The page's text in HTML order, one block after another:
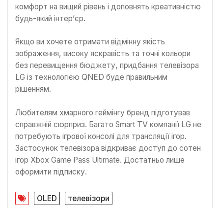
комфорт на вищий рівень і доповнять креативністю
будь-який інтер’єр.
Якщо ви хочете отримати відмінну якість
зображення, високу яскравість та точні кольори
без перевищення бюджету, придбання телевізора
LG із технологією QNED буде правильним
рішенням.
Любителям хмарного геймінгу бренд підготував
справжній сюрприз. Багато Smart TV компанії LG не
потребують ігрової консолі для трансляції ігор.
Застосунок телевізора відкриває доступ до сотен
ігор Xbox Game Pass Ultimate. Достатньо лише
оформити підписку.
OLED телевізори